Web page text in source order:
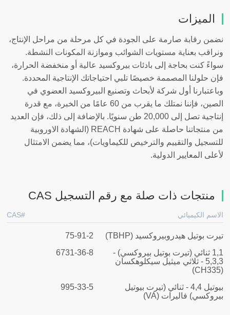
الميزات
نضمن رقابة صارمة على الجودة في كل مرحلة من مراحل الإنتاج،
ونراقب بعناية مستويات الشوائب وموازنة المكونات النشطة.
سواءً كنت بحاجة إلى بادئات بيروكسيد عالية أو منخفضة الحرارة،
فإن حلولنا المصممة خصيصًا تلبي احتياجاتك الإنتاجية المحددة.
وباعتبارنا أول شركة لأبحاث وتصنيع البيروكسيد العضوي في
الصين، فإننا نمتلك ما يقرب من 60 عامًا من الخبرة، مع قدرة
إنتاجية تصل إلى 20,000 طن سنويًا. بالإضافة إلى ذلك، فإن العديد
من منتجاتنا حاصلة على شهادة REACH (الشهادة الاوروبية
للتسجيل والتقييم والترخيص للكيماويات)، مما يضمن الامتثال
لأعلى المعايير الدولية.
منتجات ذات صلة مع رقم التسجيل CAS
الاسم الكيميائي CAS#
تيرت بوتيل هيدروبيروكسيد (TBHP)
75-91-2
1,1 ثنائي (تيرت بوتيل بيروكسي)
-
3
,
3
,
5 -
ثلاثي ميثيل سيكلوهكسان
(CH335)
6731-36-8
بيوتيل 4, 4 -
ثنائي (تيرت بيوتيل
بيروكسي) فاليرات (VA)
995-33-5